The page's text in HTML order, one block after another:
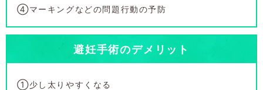
④マーキングなどの問題行動の予防
避妊手術のデメリット
①少し太りやすくなる